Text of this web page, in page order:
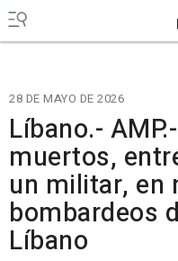
28 DE MAYO DE 2026
Líbano.-
muertos,
un militar, en
bombardeos
Líbano